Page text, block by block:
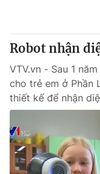
Robot nhận
VTV.vn - Sau 1
cho trẻ em ở Phần
thiết kế để nhận